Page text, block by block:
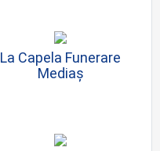
La Capela Funerare
Mediaș